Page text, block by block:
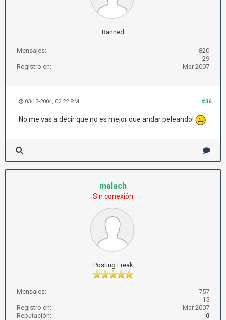
Banned
Mensajes:
820
29
Registro en:
Mar 2007
#36
03-13-2004, 02:22 PM
No me vas a decir que no es mejor que andar peleando!
malach
Sin conexión
Posting Freak
Mensajes:
757
15
Registro en:
Mar 2007
Reputación:
0